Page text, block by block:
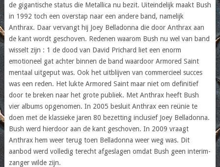
de gigantische status die Metallica nu bezit. Uiteindelijk maakt Bush
in 1992 toch een overstap naar een andere band, namelijk
Anthrax. Daar vervangt hij Joey Belladonna die door Anthrax aan
de kant wordt geschoven. Redenen waarom Bush nu wel van band
wisselt zijn : 1 de dood van David Prichard liet een enorm
emotioneel gat achter binnen de band waardoor Armored Saint
mentaal uitgeput was. Ook het uitblijven van commercieel succes
was een reden. Het lukte Armored Saint maar niet om definitief
door te breken naar het grote publiek. Met Anthrax heeft Bush
vier albums opgenomen. In 2005 besluit Anthrax een reünie te
doen met de klassieke jaren 80 bezetting inclusief Joey Belladonna.
Bush werd hierdoor aan de kant geschoven. In 2009 vraagt
Anthrax hem weer terug toen Belladonna weer weg was. Dit
aanbod werd volledig terecht afgeslagen omdat Bush geen interim-
zanger wilde zijn.